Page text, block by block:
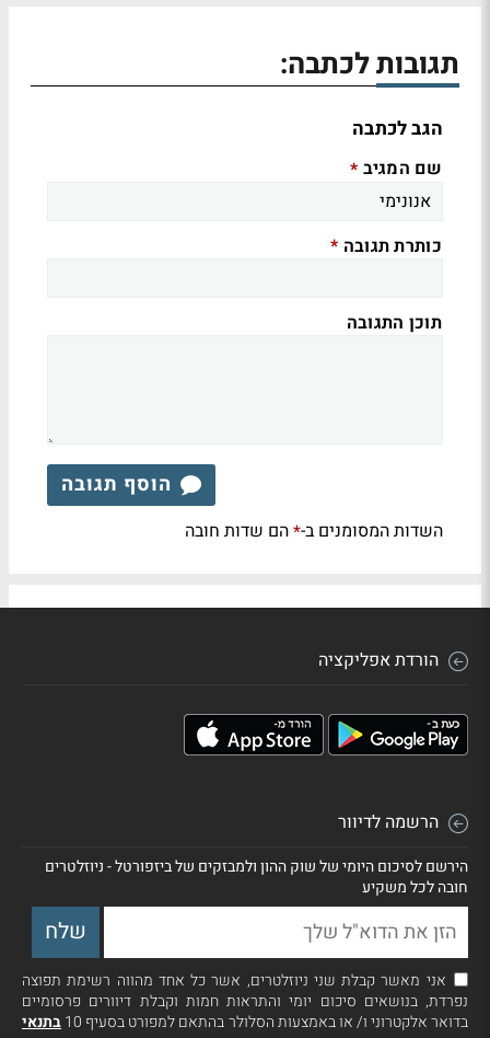
תגובות לכתבה:
הגב לכתבה
שם המגיב *
כותרת תגובה *
תוכן התגובה
הוסף תגובה
השדות המסומנים ב-*הם שדות חובה
הורדת אפליקציה
הרשמה לדיוור
הירשם לסיכום היומי של שוק ההון ולמבזקים של ביזפורטל - ניוזלטרים
חובה לכל משקיע
אני מאשר קבלת שני ניוזלטרים, אשר כל אחד מהווה רשימת תפוצה
נפרדת, בנושאים סיכום יומי והתראות חמות וקבלת דיוורים פרסומיים
בדואר אלקטרוני ו/ או באמצעות הסלולר בהתאם למפורט בסעיף 10
בתנאי